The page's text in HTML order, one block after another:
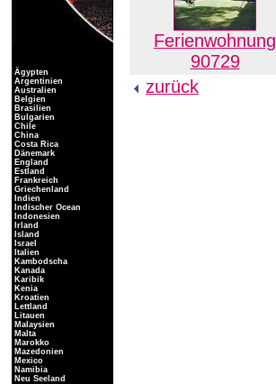
Ferienwohnung
90729
zurück
Ägypten
Argentinien
Australien
Belgien
Brasilien
Bulgarien
Chile
China
Costa Rica
Dänemark
England
Estland
Frankreich
Griechenland
Indien
Indischer Ocean
Indonesien
Irland
Island
Israel
Italien
Kambodscha
Kanada
Karibik
Kenia
Kroatien
Lettland
Litauen
Malaysien
Malta
Marokko
Mazedonien
Mexico
Namibia
Neu Seeland